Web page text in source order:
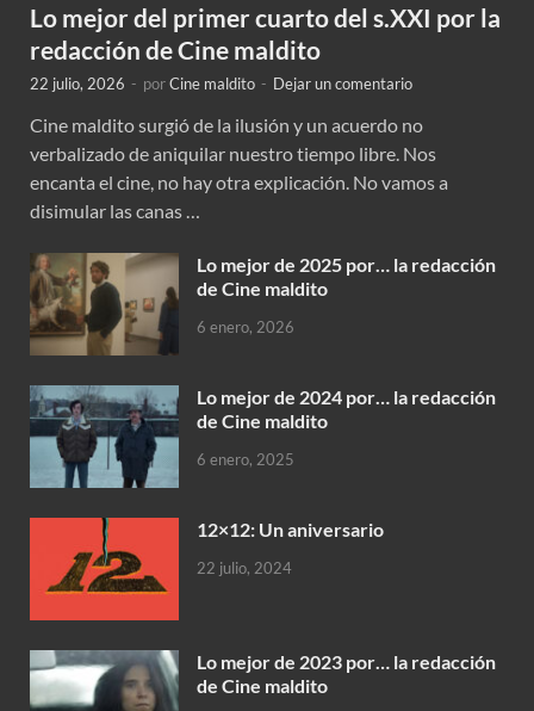
Lo mejor del primer cuarto del s.XXI por la
redacción de Cine maldito
22 julio, 2026 - porCine maldito - Dejar un comentario
Cine maldito surgió de la ilusión y un acuerdo no
verbalizado de aniquilar nuestro tiempo libre. Nos
encanta el cine, no hay otra explicación. No vamos a
disimular las canas …
Lo mejor de 2025 por… la redacción
de Cine maldito
6 enero, 2026
Lo mejor de 2024 por… la redacción
de Cine maldito
6 enero, 2025
12×12: Un aniversario
22 julio, 2024
Lo mejor de 2023 por… la redacción
de Cine maldito